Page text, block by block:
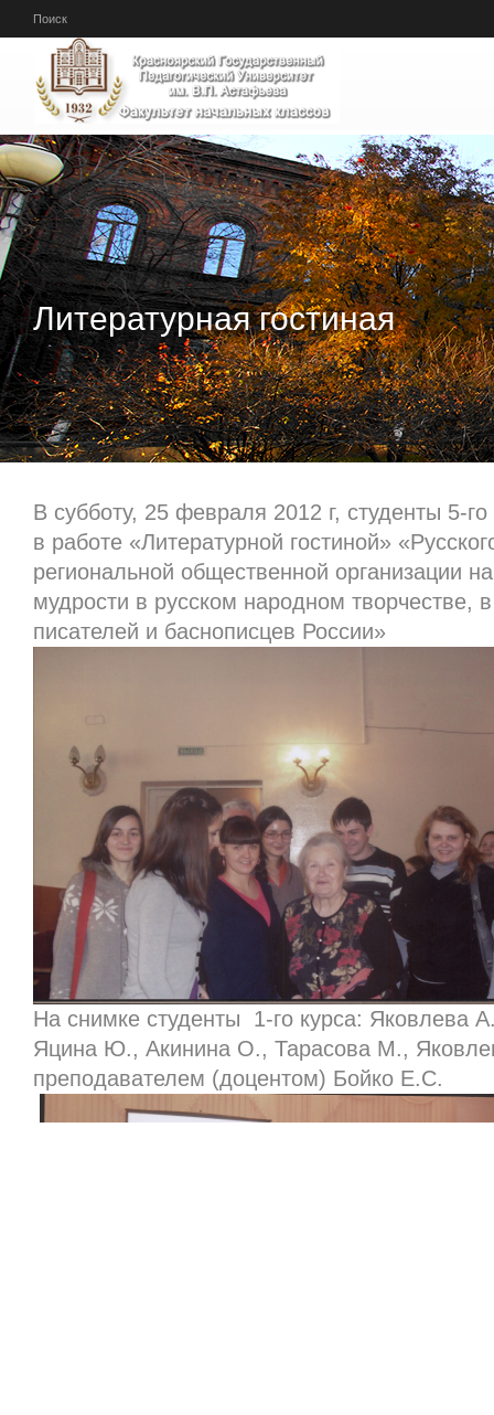
Поиск
Литературная гостиная
В субботу, 25 февраля 2012 г, студенты 5-
в работе «Литературной гостиной»
региональной общественной организации
мудрости в русском народном творчестве,
писателей и баснописцев России»
На снимке студенты 1-го курса: Яковлева
Яцина Ю., Акинина О., Тарасова М.,
преподавателем (доцентом) Бойко Е.С.